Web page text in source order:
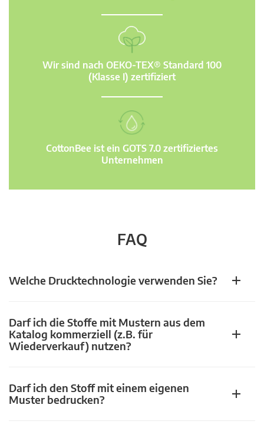
Wir sind nach OEKO-TEX® Standard 100
(Klasse I) zertifiziert
CottonBee ist ein GOTS 7.0 zertifiziertes
Unternehmen
FAQ
Welche Drucktechnologie verwenden Sie?
Darf ich die Stoffe mit Mustern aus dem
Katalog kommerziell (z.B. für
Wiederverkauf) nutzen?
Darf ich den Stoff mit einem eigenen
Muster bedrucken?